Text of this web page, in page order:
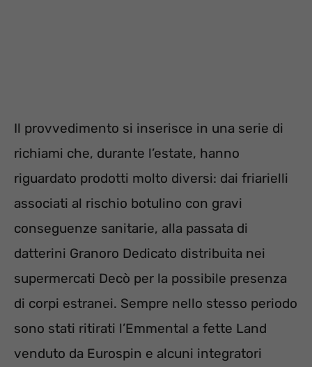
Il provvedimento si inserisce in una serie di
richiami che, durante l’estate, hanno
riguardato prodotti molto diversi: dai friarielli
associati al rischio botulino con gravi
conseguenze sanitarie, alla passata di
datterini Granoro Dedicato distribuita nei
supermercati Decò per la possibile presenza
di corpi estranei. Sempre nello stesso periodo
sono stati ritirati l’Emmental a fette Land
venduto da Eurospin e alcuni integratori